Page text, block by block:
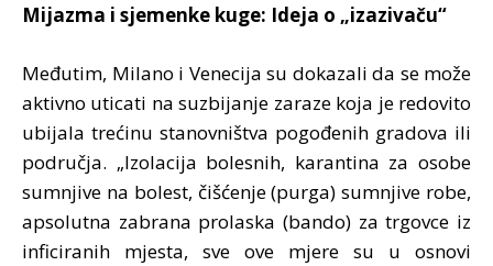
Mijazma i sjemenke kuge: Ideja o „izazivaču“
Međutim, Milano i Venecija su dokazali da se može
aktivno uticati na suzbijanje zaraze koja je redovito
ubijala trećinu stanovništva pogođenih gradova ili
područja. „Izolacija bolesnih, karantina za osobe
sumnjive na bolest, čišćenje (purga) sumnjive robe,
apsolutna zabrana prolaska (bando) za trgovce iz
inficiranih mjesta, sve ove mjere su u osnovi